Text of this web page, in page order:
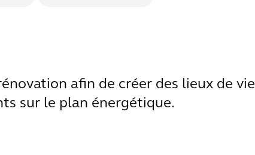
afin de créer des lieux de vie
sur le plan énergétique.